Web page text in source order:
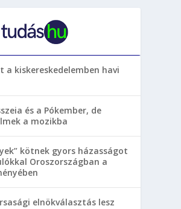
a kiskereskedelemben havi
és a Pókember, de
a mozikba
kötnek gyors házasságot
Oroszországban a
elnökválasztás lesz